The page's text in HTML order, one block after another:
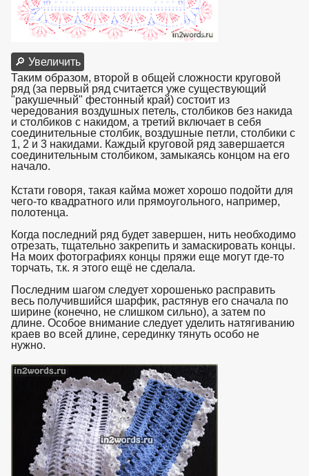
🔎 Увеличить
Таким образом, второй в общей сложности круговой
ряд (за первый ряд считается уже существующий
"ракушечный" фестонный край) состоит из
чередования воздушных петель, столбиков без накида
и столбиков с накидом, а третий включает в себя
соединительные столбик, воздушные петли, столбики с
1, 2 и 3 накидами. Каждый круговой ряд завершается
соединительным столбиком, замыкаясь концом на его
начало.
Кстати говоря, такая кайма может хорошо подойти для
чего-то квадратного или прямоугольного, например,
полотенца.
Когда последний ряд будет завершен, нить необходимо
отрезать, тщательно закрепить и замаскировать концы.
На моих фотографиях концы пряжи еще могут где-то
торчать, т.к. я этого ещё не сделала.
Последним шагом следует хорошенько расправить
весь получившийся шарфик, растянув его сначала по
ширине (конечно, не слишком сильно), а затем по
длине. Особое внимание следует уделить натягиванию
краев во всей длине, серединку тянуть особо не
нужно.